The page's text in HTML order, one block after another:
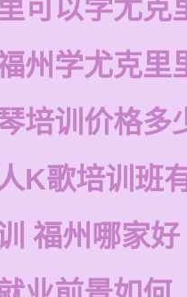
可以学尤克
州学尤克里
培训价格多
K歌培训班
福州哪家好